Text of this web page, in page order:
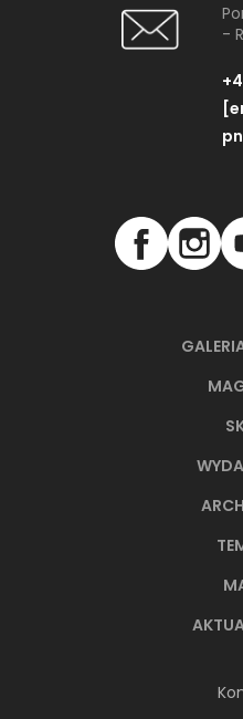
PRODUKTY
Tubądzin
136,50 PLN
DODAJ DO
-